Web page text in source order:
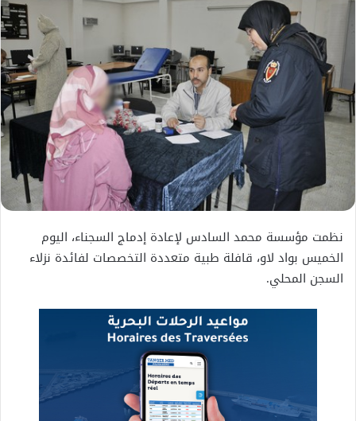
نظمت مؤسسة محمد السادس لإعادة إدماج السجناء، اليوم
الخميس بواد لاو، قافلة طبية متعددة التخصصات لفائدة نزلاء
السجن المحلي.